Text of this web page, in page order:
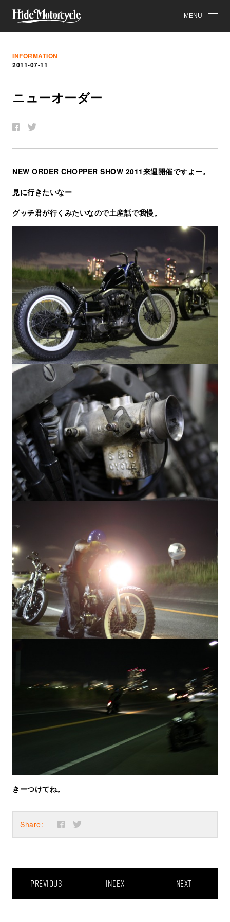
MENU
INFORMATION
2011-07-11
ニューオーダー
NEW ORDER CHOPPER SHOW 2011来週開催ですよー。
見に行きたいなー
グッチ君が行くみたいなので土産話で我慢。
きーつけてね。
Share:
PREVIOUS INDEX NEXT